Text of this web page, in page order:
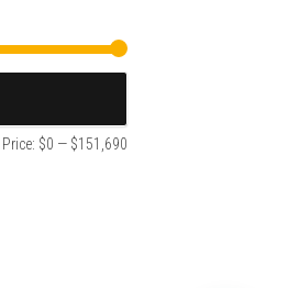
Price: $0 — $151,690